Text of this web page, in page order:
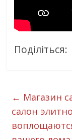
Поділіться:
← Магазин
салон